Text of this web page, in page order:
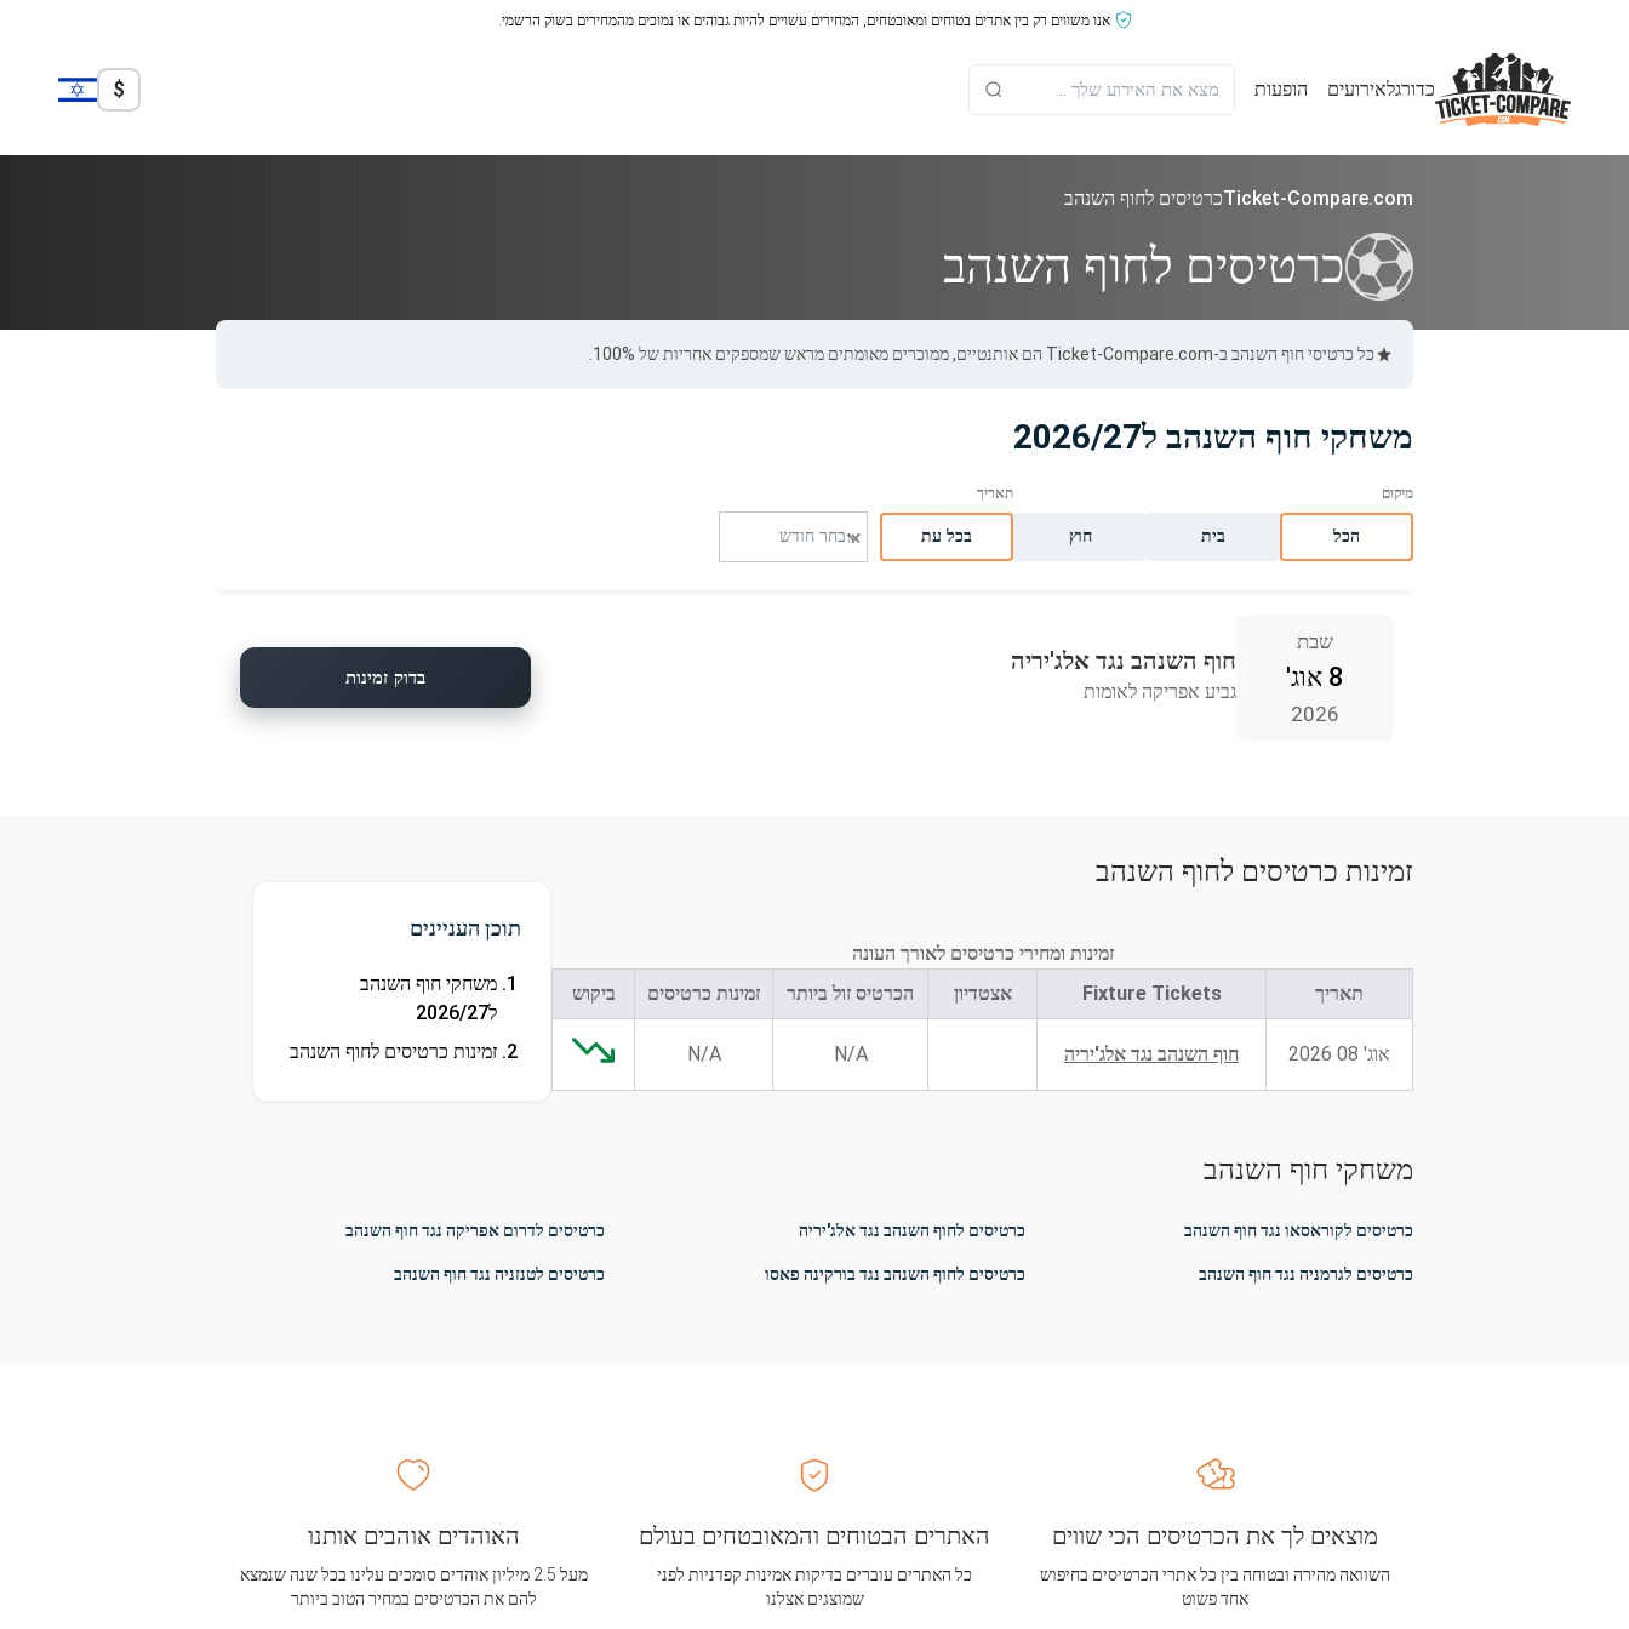
אנו משווים רק בין אתרים בטוחים ומאובטחים, המחירים עשויים להיות גבוהים או נמוכים מהמחירים בשוק הרשמי.
כדורגלאירועים הופעות $
Ticket-Compare.comכרטיסים לחוף השנהב
כרטיסים לחוף השנהב
כל כרטיסי חוף השנהב ב-Ticket-Compare.com הם אותנטיים, ממוכרים מאומתים מראש שמספקים אחריות של 100%.
משחקי חוף השנהב ל2026/27
הכל בית חוץ בכל עת
שבת
8 אוג'
2026
חוף השנהב נגד אלג'יריה
גביע אפריקה לאומות
בדוק זמינות
זמינות כרטיסים לחוף השנהב
זמינות ומחירי כרטיסים לאורך העונה
תאריך
Fixture Tickets אצטדיון הכרטיס זול ביותר זמינות כרטיסים ביקוש
אוג' 08 2026 חוף השנהב נגד אלג'יריה N/A
N/A
תוכן העניינים
משחקי חוף השנהב
ל2026/27
זמינות כרטיסים לחוף השנהב
משחקי חוף השנהב
כרטיסים לקוראסאו נגד חוף השנהב
כרטיסים לגרמניה נגד חוף השנהב
כרטיסים לחוף השנהב נגד אלג'יריה
כרטיסים לחוף השנהב נגד בורקינה פאסו
כרטיסים לדרום אפריקה נגד חוף השנהב
כרטיסים לטנזניה נגד חוף השנהב
האתרים הבטוחים והמאובטחים בעולם
כל האתרים עוברים בדיקות אמינות קפדניות לפני
שמוצגים אצלנו
מוצאים לך את הכרטיסים הכי שווים
השוואה מהירה ובטוחה בין כל אתרי הכרטיסים בחיפוש
אחד פשוט
האוהדים אוהבים אותנו
מעל 2.5 מיליון אוהדים סומכים עלינו בכל שנה שנמצא
להם את הכרטיסים במחיר הטוב ביותר